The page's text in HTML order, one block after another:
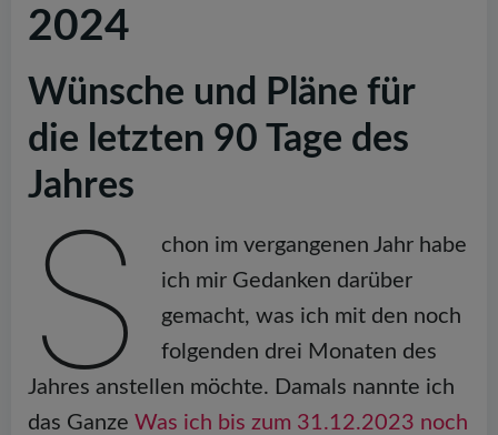
2024
Wünsche und Pläne für
die letzten 90 Tage des
Jahres
S
chon im vergangenen Jahr habe
ich mir Gedanken darüber
gemacht, was ich mit den noch
folgenden drei Monaten des
Jahres anstellen möchte. Damals nannte ich
das Ganze Was ich bis zum 31.12.2023 noch